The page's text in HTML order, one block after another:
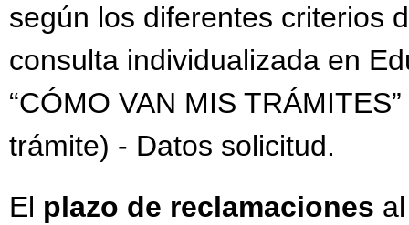
según los diferentes criterios
consulta individualizada en
“CÓMO VAN MIS
trámite) - Datos solicitud.
El plazo de reclamaciones